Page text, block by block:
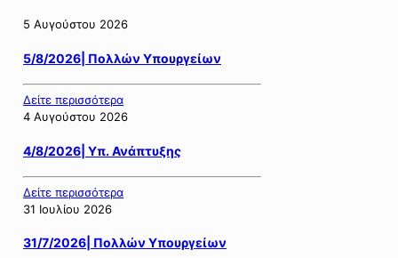
5 Αυγούστου 2026
5/8/2026| Πολλών Υπουργείων
Δείτε περισσότερα
4 Αυγούστου 2026
4/8/2026| Υπ. Ανάπτυξης
Δείτε περισσότερα
31 Ιουλίου 2026
31/7/2026| Πολλών Υπουργείων